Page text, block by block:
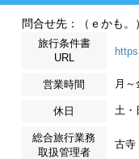
問合せ先：（ｅかも
旅行条件書
URL
営業時間 月
休日 土・
総合旅行業務
取扱管理者
古寺